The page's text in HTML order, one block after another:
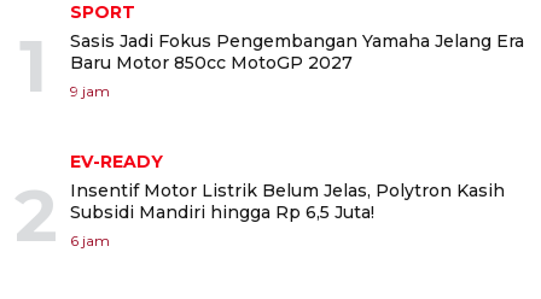
1
SPORT
Sasis Jadi Fokus Pengembangan Yamaha Jelang Era
Baru Motor 850cc MotoGP 2027
9 jam
2
EV-READY
Insentif Motor Listrik Belum Jelas, Polytron Kasih
Subsidi Mandiri hingga Rp 6,5 Juta!
6 jam